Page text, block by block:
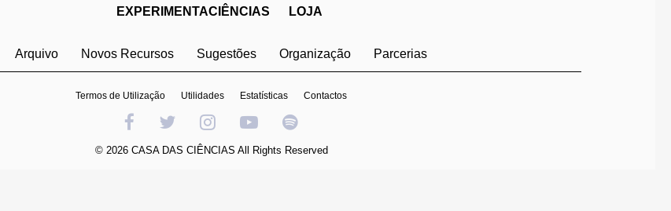
EXPERIMENTACIÊNCIAS
LOJA
Arquivo Novos Recursos Sugestões Organização Parcerias
Termos de Utilização Utilidades Estatísticas Contactos
© 2026 CASA DAS CIÊNCIAS All Rights Reserved